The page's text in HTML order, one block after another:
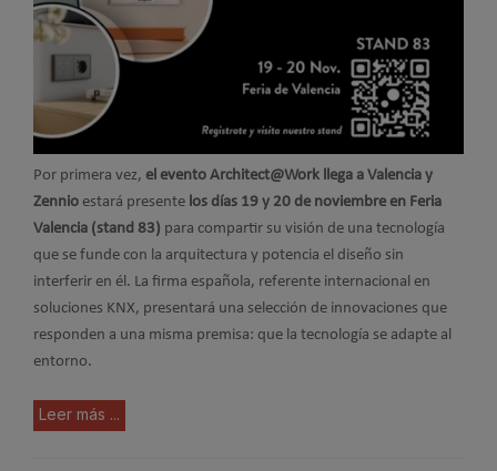
Por primera vez, el evento Architect@Work llega a Valencia y
Zennio estará presente los días 19 y 20 de noviembre en Feria
Valencia (stand 83) para compartir su visión de una tecnología
que se funde con la arquitectura y potencia el diseño sin
interferir en él. La firma española, referente internacional en
soluciones KNX, presentará una selección de innovaciones que
responden a una misma premisa: que la tecnología se adapte al
entorno.
Leer más ...